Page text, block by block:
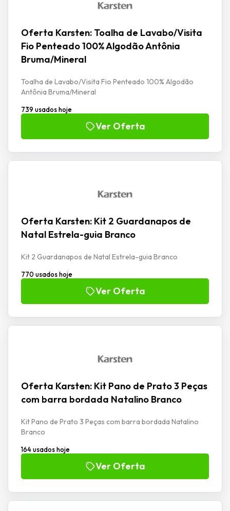
Oferta Karsten: Toalha de Lavabo/Visita
Fio Penteado 100% Algodão Antônia
Bruma/Mineral
Toalha de Lavabo/Visita Fio Penteado 100% Algodão
Antônia Bruma/Mineral
739 usados hoje
Ver Oferta
Oferta Karsten: Kit 2 Guardanapos de
Natal Estrela-guia Branco
Kit 2 Guardanapos de Natal Estrela-guia Branco
770 usados hoje
Ver Oferta
Oferta Karsten: Kit Pano de Prato 3 Peças
com barra bordada Natalino Branco
Kit Pano de Prato 3 Peças com barra bordada Natalino
Branco
164 usados hoje
Ver Oferta